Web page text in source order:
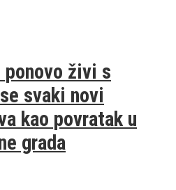
ponovo živi s
svaki novi
kao povratak u
grada